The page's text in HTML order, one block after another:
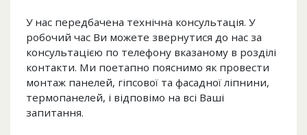
У нас передбачена технічна консультація. У
робочий час Ви можете звернутися до нас за
консультацією по телефону вказаному в розділі
контакти. Ми поетапно пояснимо як провести
монтаж панелей, гіпсової та фасадної ліпнини,
термопанелей, і відповімо на всі Ваші
запитання.